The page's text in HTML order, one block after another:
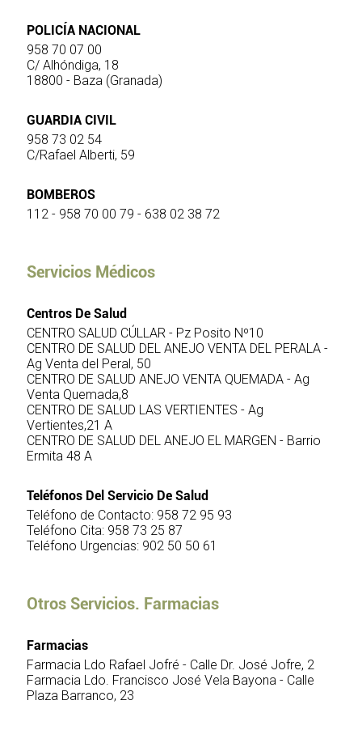
POLICÍA NACIONAL
958 70 07 00
C/ Alhóndiga, 18
18800 - Baza (Granada)
GUARDIA CIVIL
958 73 02 54
C/Rafael Alberti, 59
BOMBEROS
112 - 958 70 00 79 - 638 02 38 72
Servicios Médicos
Centros De Salud
CENTRO SALUD CÚLLAR - Pz Posito Nº10
CENTRO DE SALUD DEL ANEJO VENTA DEL PERALA -
Ag Venta del Peral, 50
CENTRO DE SALUD ANEJO VENTA QUEMADA - Ag
Venta Quemada,8
CENTRO DE SALUD LAS VERTIENTES - Ag
Vertientes,21 A
CENTRO DE SALUD DEL ANEJO EL MARGEN - Barrio
Ermita 48 A
Teléfonos Del Servicio De Salud
Teléfono de Contacto: 958 72 95 93
Teléfono Cita: 958 73 25 87
Teléfono Urgencias: 902 50 50 61
Otros Servicios. Farmacias
Farmacias
Farmacia Ldo Rafael Jofré - Calle Dr. José Jofre, 2
Farmacia Ldo. Francisco José Vela Bayona - Calle
Plaza Barranco, 23